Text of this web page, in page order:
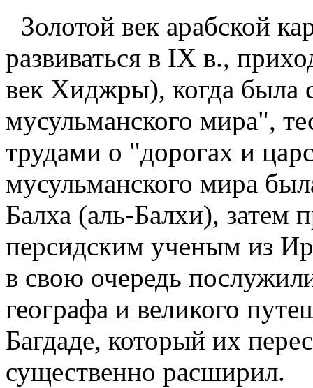
Золотой век арабской
развиваться в IX в.,
век Хиджры), когда была
мусульманского мира",
трудами о "дорогах и
мусульманского мира
Балха (аль-Балхи), затем
персидским ученым из
в свою очередь
географа и великого
Багдаде, который их
существенно расширил.